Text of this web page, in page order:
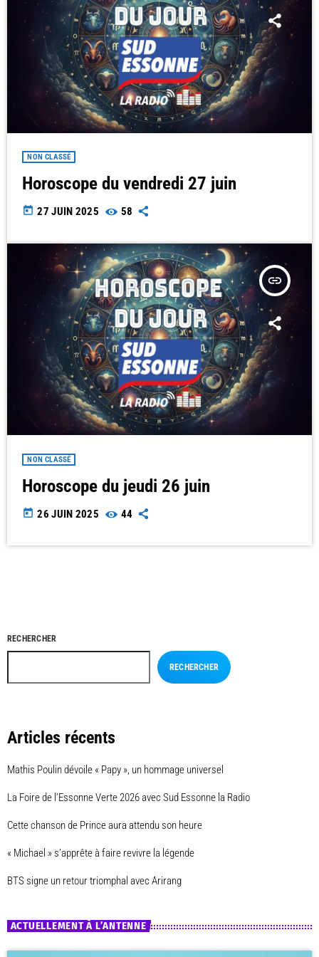
NON CLASSÉ
Horoscope du vendredi 27 juin
today 27 JUIN 2025 58
insert_link
NON CLASSÉ
Horoscope du jeudi 26 juin
today 26 JUIN 2025 44
RECHERCHER
RECHERCHER
Articles récents
Mathis Poulin dévoile « Papy », un hommage universel
La Foire de l’Essonne Verte 2026 avec Sud Essonne la Radio
Cette chanson de Prince aura attendu son heure
« Michael » s’apprête à faire revivre la légende
BTS signe un retour triomphal avec Arirang
ACTUELLEMENT À L’ANTENNE